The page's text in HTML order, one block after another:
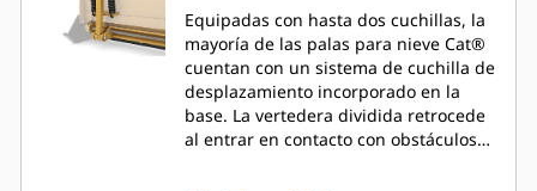
Equipadas con hasta dos cuchillas, la
mayoría de las palas para nieve Cat®
cuentan con un sistema de cuchilla de
desplazamiento incorporado en la
base. La vertedera dividida retrocede
al entrar en contacto con obstáculos